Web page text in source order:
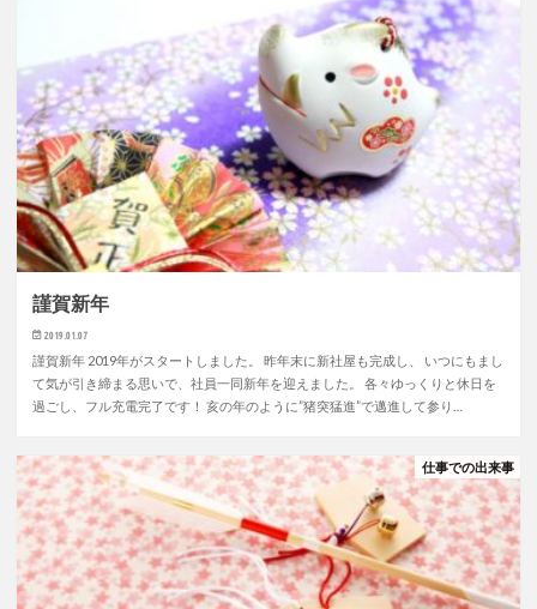
謹賀新年
2019.01.07
謹賀新年 2019年がスタートしました。 昨年末に新社屋も完成し、 いつにもまし
て気が引き締まる思いで、社員一同新年を迎えました。 各々ゆっくりと休日を
過ごし、フル充電完了です！ 亥の年のように”猪突猛進”で邁進して参り…
仕事での出来事